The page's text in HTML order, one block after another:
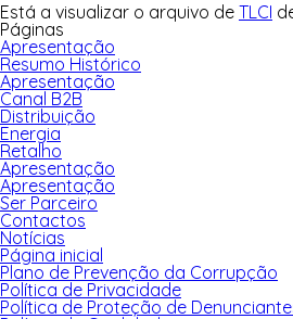
Está a visualizar o arquivo de TLCI
Páginas
Apresentação
Resumo Histórico
Apresentação
Canal B2B
Distribuição
Energia
Retalho
Apresentação
Apresentação
Ser Parceiro
Contactos
Notícias
Página inicial
Plano de Prevenção da Corrupção
Política de Privacidade
Política de Proteção de